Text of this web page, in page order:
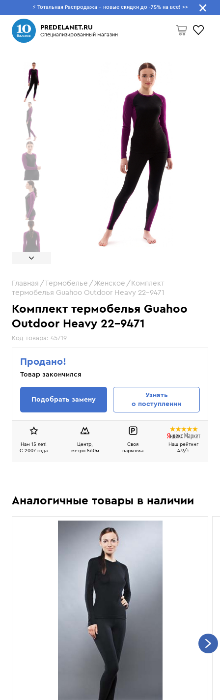
⚡ Тотальная Распродажа - новые скидки до -75% на все! >>
PREDELANET.RU
Специализированный магазин
Пусто
Что будем искать?
Комплект термобелья Guahoo
Outdoor Heavy 22-9471
Код товара: 45719
Главная Термобелье Женское
Комплект
термобелья Guahoo Outdoor Heavy 22-9471
Продано!
Товар закончился
Подобрать замену
Узнать
о поступлении
Нам 15 лет!
C 2007 года
Центр,
метро 560м
Своя
парковка
Наш рейтинг
4.9/5
Аналогичные товары в наличии